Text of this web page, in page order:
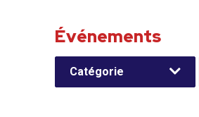
Événements
Catégorie